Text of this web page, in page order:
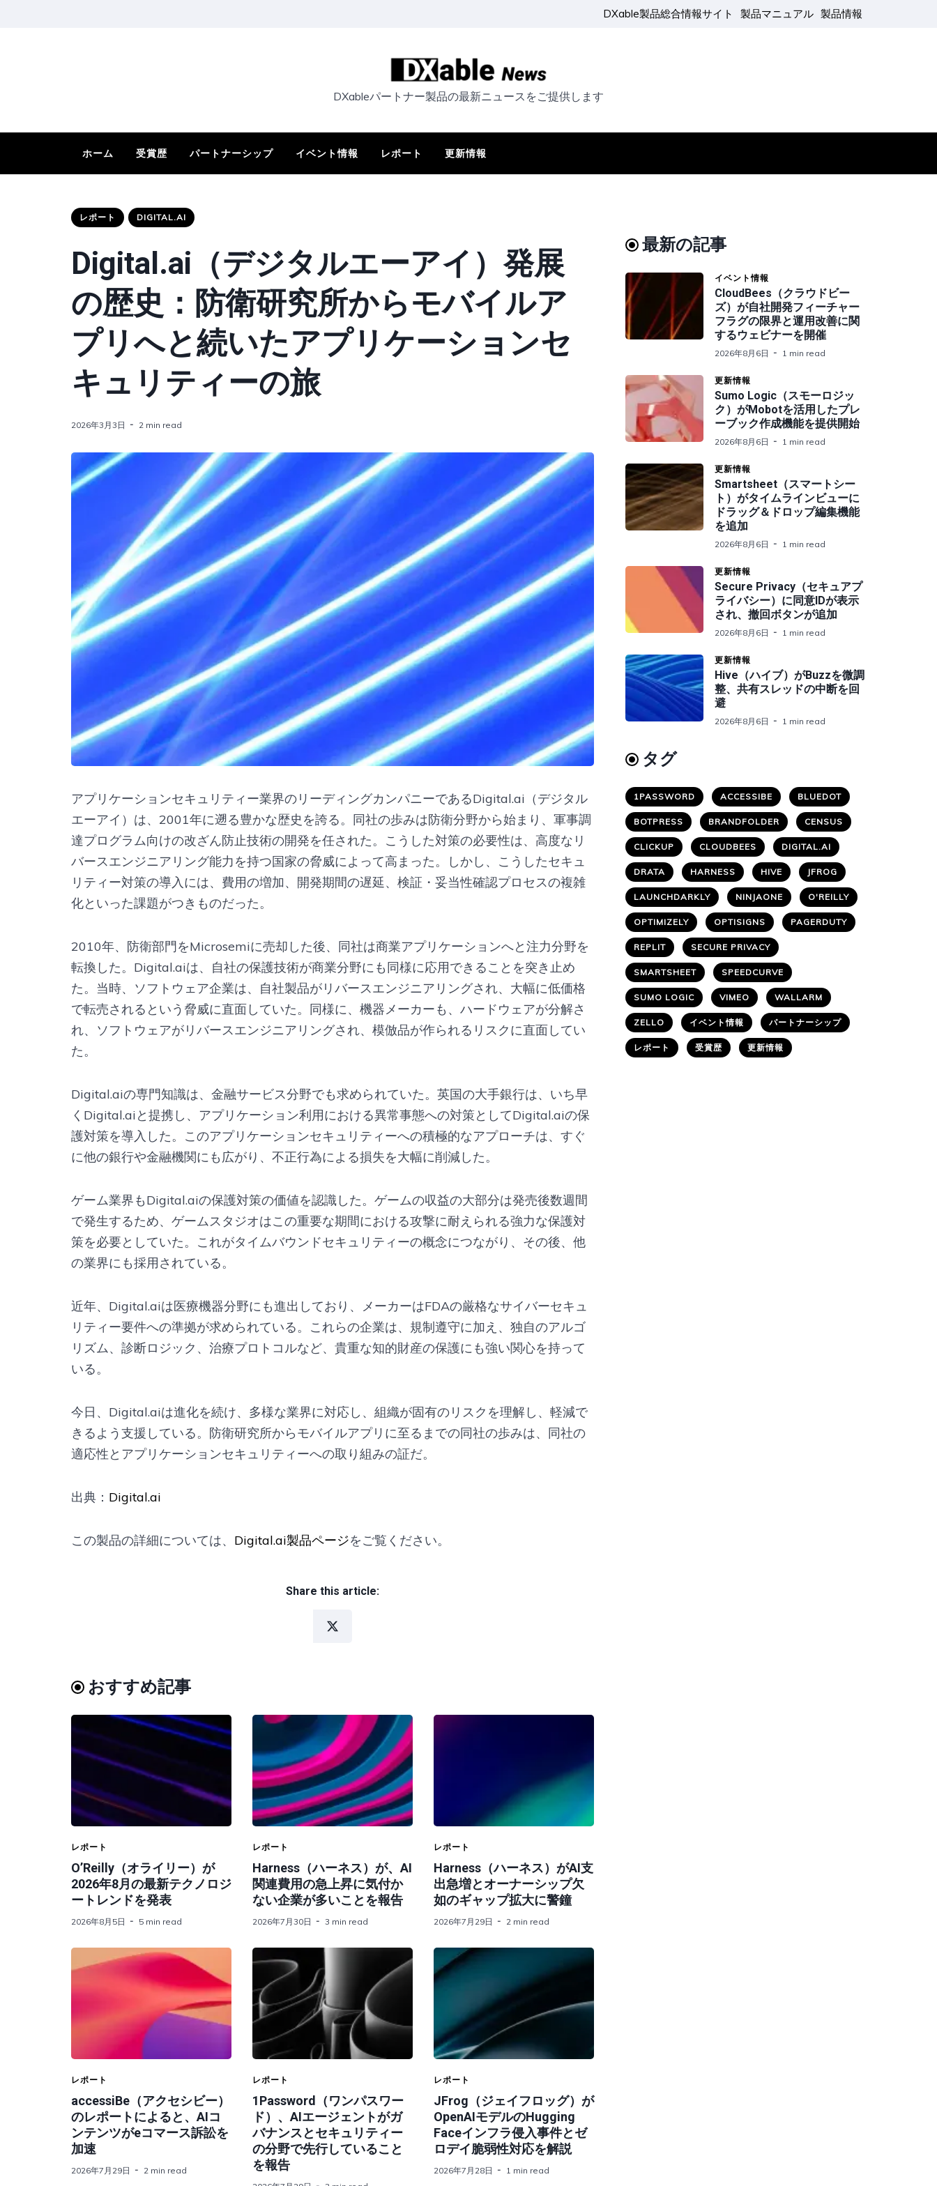
DXable製品総合情報サイト 製品マニュアル 製品情報
DXableパートナー製品の最新ニュースをご提供します
ホーム 受賞歴 パートナーシップ イベント情報 レポート 更新情報
レポート DIGITAL.AI
Digital.ai（デジタルエーアイ）発展
の歴史：防衛研究所からモバイルア
プリへと続いたアプリケーションセ
キュリティーの旅
2026年3月3日 2 min read
アプリケーションセキュリティー業界のリーディングカンパニーであるDigital.ai（デジタル
エーアイ）は、2001年に遡る豊かな歴史を誇る。同社の歩みは防衛分野から始まり、軍事調
達プログラム向けの改ざん防止技術の開発を任された。こうした対策の必要性は、高度なリ
バースエンジニアリング能力を持つ国家の脅威によって高まった。しかし、こうしたセキュ
リティー対策の導入には、費用の増加、開発期間の遅延、検証・妥当性確認プロセスの複雑
化といった課題がつきものだった。
2010年、防衛部門をMicrosemiに売却した後、同社は商業アプリケーションへと注力分野を
転換した。Digital.aiは、自社の保護技術が商業分野にも同様に応用できることを突き止め
た。当時、ソフトウェア企業は、自社製品がリバースエンジニアリングされ、大幅に低価格
で転売されるという脅威に直面していた。同様に、機器メーカーも、ハードウェアが分解さ
れ、ソフトウェアがリバースエンジニアリングされ、模倣品が作られるリスクに直面してい
た。
Digital.aiの専門知識は、金融サービス分野でも求められていた。英国の大手銀行は、いち早
くDigital.aiと提携し、アプリケーション利用における異常事態への対策としてDigital.aiの保
護対策を導入した。このアプリケーションセキュリティーへの積極的なアプローチは、すぐ
に他の銀行や金融機関にも広がり、不正行為による損失を大幅に削減した。
ゲーム業界もDigital.aiの保護対策の価値を認識した。ゲームの収益の大部分は発売後数週間
で発生するため、ゲームスタジオはこの重要な期間における攻撃に耐えられる強力な保護対
策を必要としていた。これがタイムバウンドセキュリティーの概念につながり、その後、他
の業界にも採用されている。
近年、Digital.aiは医療機器分野にも進出しており、メーカーはFDAの厳格なサイバーセキュ
リティー要件への準拠が求められている。これらの企業は、規制遵守に加え、独自のアルゴ
リズム、診断ロジック、治療プロトコルなど、貴重な知的財産の保護にも強い関心を持って
いる。
今日、Digital.aiは進化を続け、多様な業界に対応し、組織が固有のリスクを理解し、軽減で
きるよう支援している。防衛研究所からモバイルアプリに至るまでの同社の歩みは、同社の
適応性とアプリケーションセキュリティーへの取り組みの証だ。
出典： Digital.ai
この製品の詳細については、 Digital.ai製品ページをご覧ください。
Share this article:
おすすめ記事
レポート
O’Reilly（オライリー）が
2026年8月の最新テクノロジ
ートレンドを発表
2026年8月5日 5 min read
レポート
Harness（ハーネス）が、AI
関連費用の急上昇に気付か
ない企業が多いことを報告
2026年7月30日 3 min read
レポート
Harness（ハーネス）がAI支
出急増とオーナーシップ欠
如のギャップ拡大に警鐘
2026年7月29日 2 min read
レポート
accessiBe（アクセシビー）
のレポートによると、AIコ
ンテンツがeコマース訴訟を
加速
2026年7月29日 2 min read
レポート
1Password（ワンパスワー
ド）、AIエージェントがガ
バナンスとセキュリティー
の分野で先行していること
を報告
レポート
JFrog（ジェイフロッグ）が
OpenAIモデルのHugging
Faceインフラ侵入事件とゼ
ロデイ脆弱性対応を解説
2026年7月28日 1 min read
最新の記事
イベント情報
CloudBees（クラウドビー
ズ）が自社開発フィーチャー
フラグの限界と運用改善に関
するウェビナーを開催
2026年8月6日 1 min read
更新情報
Sumo Logic（スモーロジッ
ク）がMobotを活用したプレ
ーブック作成機能を提供開始
2026年8月6日 1 min read
更新情報
Smartsheet（スマートシー
ト）がタイムラインビューに
ドラッグ＆ドロップ編集機能
を追加
2026年8月6日 1 min read
更新情報
Secure Privacy（セキュアプ
ライバシー）に同意IDが表示
され、撤回ボタンが追加
2026年8月6日 1 min read
更新情報
Hive（ハイブ）がBuzzを微調
整、共有スレッドの中断を回
避
2026年8月6日 1 min read
タグ
1PASSWORD ACCESSIBE BLUEDOT
BOTPRESS BRANDFOLDER CENSUS
CLICKUP CLOUDBEES DIGITAL.AI
DRATA HARNESS HIVE JFROG
LAUNCHDARKLY NINJAONE O'REILLY
OPTIMIZELY OPTISIGNS PAGERDUTY
REPLIT SECURE PRIVACY
SMARTSHEET SPEEDCURVE
SUMO LOGIC VIMEO WALLARM
ZELLO イベント情報 パートナーシップ
レポート 受賞歴 更新情報